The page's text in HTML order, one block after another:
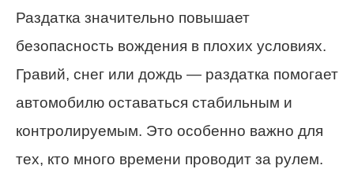
Раздатка значительно повышает
безопасность вождения в плохих условиях.
Гравий, снег или дождь — раздатка помогает
автомобилю оставаться стабильным и
контролируемым. Это особенно важно для
тех, кто много времени проводит за рулем.